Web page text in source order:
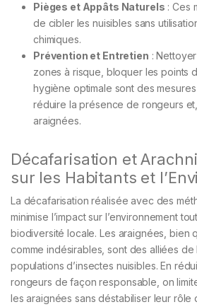
Pièges et Appâts Naturels : Ces
de cibler les nuisibles sans
chimiques.
Prévention et Entretien :
zones à risque, bloquer les points
hygiène optimale sont des
réduire la présence de rongeurs
araignées.
Décafarisation et
sur les Habitants et
La décafarisation réalisée avec des
minimise l’impact sur l’environnement
biodiversité locale. Les araignées, bien
comme indésirables, sont des alliées
populations d’insectes nuisibles. En
rongeurs de façon responsable, on
les araignées sans déstabiliser leur rôle